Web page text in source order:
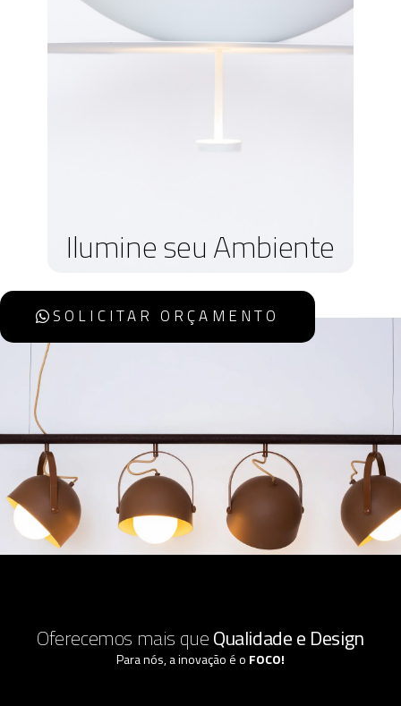
Ilumine seu Ambiente
SOLICITAR ORÇAMENTO
Oferecemos mais queQualidade e Design
Para nós, a inovação é o FOCO!